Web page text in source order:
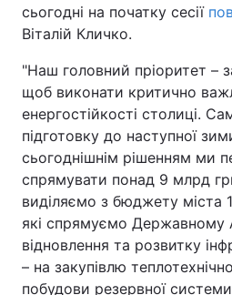
сьогодні на початку сесії
Віталій Кличко.
"Наш головний пріоритет –
щоб виконати критично
енергостійкості столиці.
підготовку до наступної
сьогоднішнім рішенням ми
спрямувати понад 9 млрд
виділяємо з бюджету міста
які спрямуємо Державному
відновлення та розвитку
– на закупівлю
побудови резервної